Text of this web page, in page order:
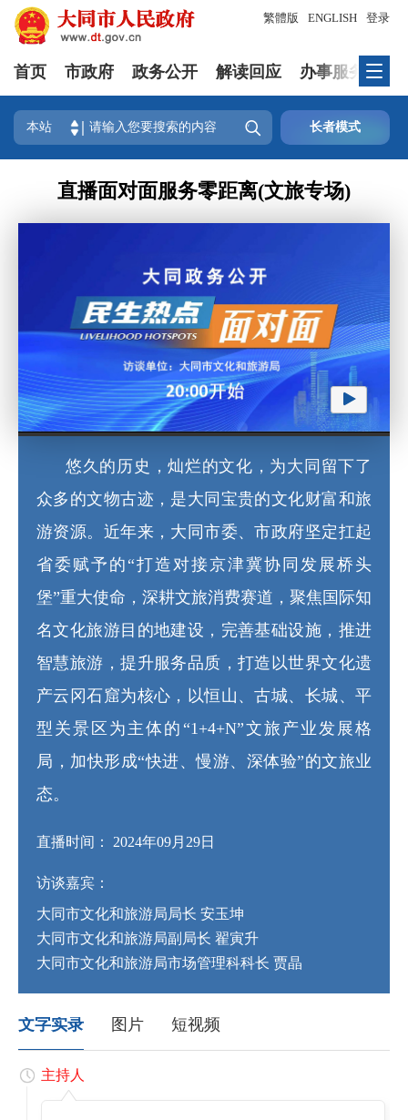
登录
繁體版 ENGLISH
首页 市政府 政务公开 解读回应 办事服务
本站  长者模式
直播面对面服务零距离(文旅专场)
悠久的历史，灿烂的文化，为大同留下了
众多的文物古迹，是大同宝贵的文化财富和旅
游资源。近年来，大同市委、市政府坚定扛起
省委赋予的“打造对接京津冀协同发展桥头
堡”重大使命，深耕文旅消费赛道，聚焦国际知
名文化旅游目的地建设，完善基础设施，推进
智慧旅游，提升服务品质，打造以世界文化遗
产云冈石窟为核心，以恒山、古城、长城、平
型关景区为主体的“1+4+N”文旅产业发展格
局，加快形成“快进、慢游、深体验”的文旅业
态。
直播时间： 2024年09月29日
访谈嘉宾：
大同市文化和旅游局局长 安玉坤
大同市文化和旅游局副局长 翟寅升
大同市文化和旅游局市场管理科科长 贾晶
文字实录 图片 短视频
主持人